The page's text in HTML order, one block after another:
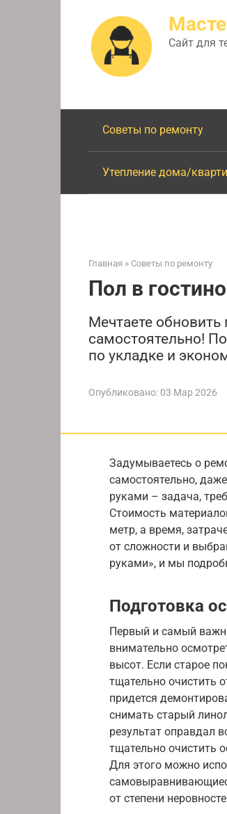
Сайт для
Советы по ремонту
Утепление дома/
Главная » Советы по ремонту
Пол в
Мечтаете обновить
самостоятельно!
по укладке и
Опубликовано: 03 Мар 2026
Задумываетесь о
самостоятельно,
руками – задача,
Стоимость
метр, а время,
от сложности и
руками», и мы
Подготовка
Первый и самый
внимательно
высот. Если старое
тщательно очистить
придется
снимать старый
результат оправдал
тщательно очистить
Для этого можно
от степени